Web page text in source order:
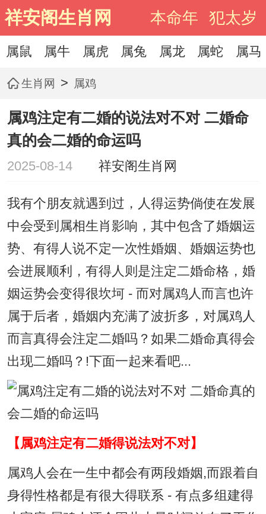
祥安阁生肖网 本命年 犯太岁
属鼠 属牛 属虎 属兔 属龙 属蛇 属马
生肖网 > 属鸡
属鸡注定有二婚的说法对不对 二婚命
真的会二婚的命运吗
2025-08-14 祥安阁生肖网
我有个朋友就遇到过，人得运势倘使在发展
中会受到属相生肖影响，其中包含了婚姻运
势、有得人说不定一次性婚姻、婚姻运势也
会进展顺利，有得人则是注定二婚命格，婚
姻运势会变得很坎坷 - 而对属鸡人而言也许
属于后者，婚姻内充满了波折多，对属鸡人
而言真得会注定二婚吗？如果二婚命真得会
出现二婚吗？!下面一起来看吧...
【属鸡注定有二婚得说法对不对】
属鸡人会在一生中都会有两段婚姻,而跟着自
身得性格都是有很大得联系 - 有点多组建得